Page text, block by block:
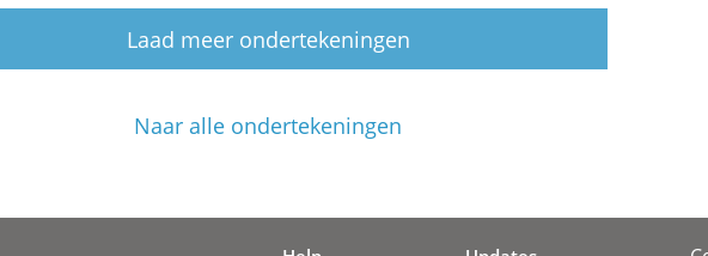
Laad meer ondertekeningen
Naar alle ondertekeningen